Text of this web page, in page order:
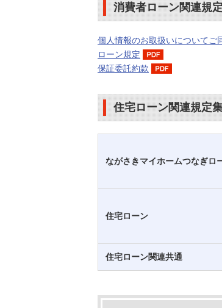
消費者ローン関連規
個人情報のお取扱いについてご
ローン規定
保証委託約款
住宅ローン関連規定
ながさきマイホームつなぎロ
住宅ローン
住宅ローン関連共通